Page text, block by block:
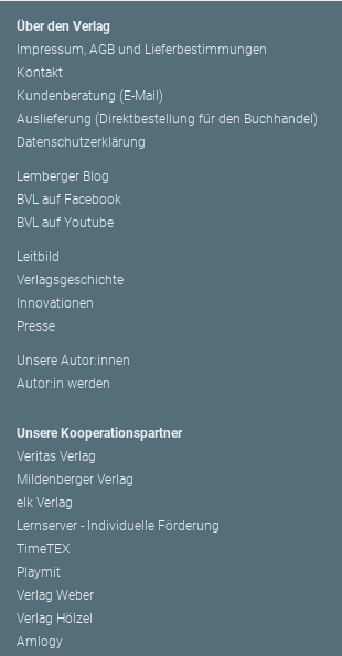
Über den Verlag
Impressum, AGB und Lieferbestimmungen
Kontakt
Kundenberatung (E-Mail)
Auslieferung (Direktbestellung für den Buchhandel)
Datenschutzerklärung
Lemberger Blog
BVL auf Facebook
BVL auf Youtube
Leitbild
Verlagsgeschichte
Innovationen
Presse
Unsere Autor:innen
Autor:in werden
Unsere Kooperationspartner
Veritas Verlag
Mildenberger Verlag
elk Verlag
Lernserver - Individuelle Förderung
TimeTEX
Playmit
Verlag Weber
Verlag Hölzel
Amlogy